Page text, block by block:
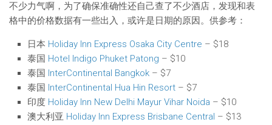
不少力气啊，为了确保准确性还自己查了不少酒店，发现和表
格中的价格数据有一些出入，或许是日期的原因。供参考：
日本 Holiday Inn Express Osaka City Centre – $18
泰国 Hotel Indigo Phuket Patong – $10
泰国 InterContinental Bangkok – $7
泰国 InterContinental Hua Hin Resort – $7
印度 Holiday Inn New Delhi Mayur Vihar Noida – $10
澳大利亚 Holiday Inn Express Brisbane Central – $13